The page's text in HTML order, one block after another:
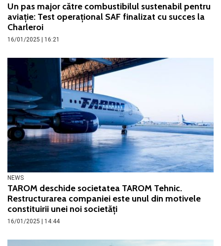
Un pas major către combustibilul sustenabil pentru
aviație: Test operațional SAF finalizat cu succes la
Charleroi
16/01/2025 | 16:21
NEWS
TAROM deschide societatea TAROM Tehnic.
Restructurarea companiei este unul din motivele
constituirii unei noi societăți
16/01/2025 | 14:44